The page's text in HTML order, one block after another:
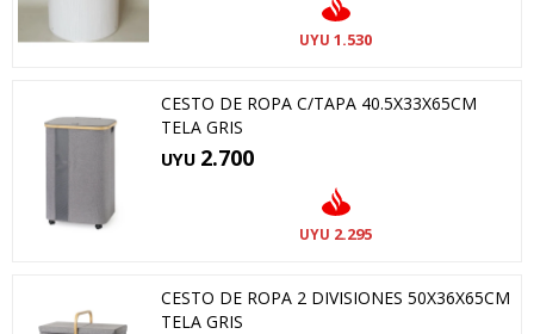
UYU 1.530
CESTO DE ROPA C/TAPA 40.5X33X65CM
TELA GRIS
UYU 2.700
UYU 2.295
CESTO DE ROPA 2 DIVISIONES 50X36X65CM
TELA GRIS